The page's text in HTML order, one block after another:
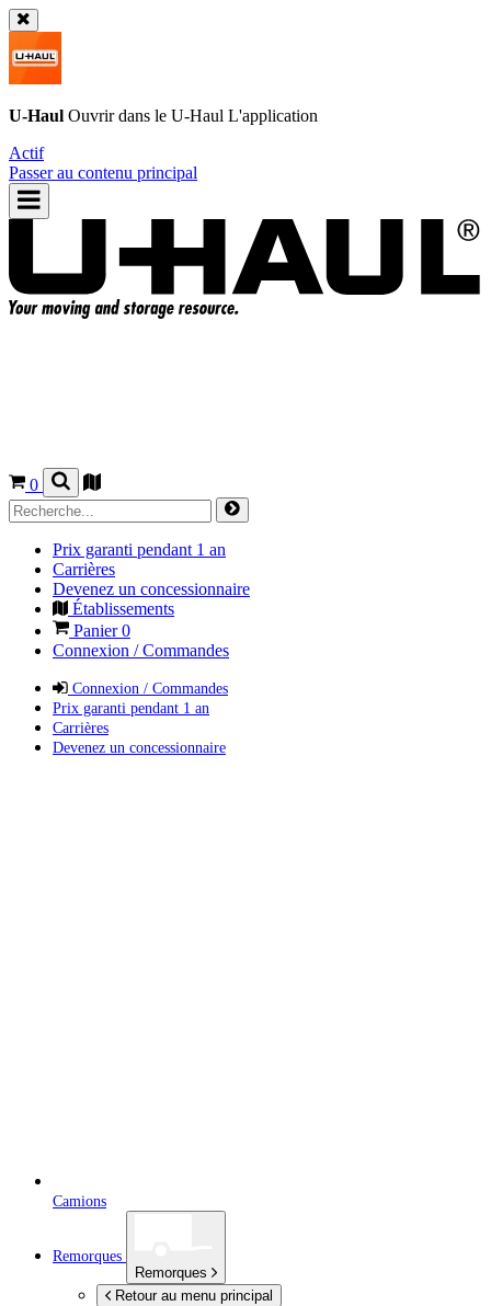
U-Haul Ouvrir dans le U-Haul L'application
Actif
Passer au contenu principal
0
Prix garanti pendant 1 an
Carrières
Devenez un concessionnaire
Établissements
Panier0
Connexion / Commandes
Connexion / Commandes
Prix garanti pendant 1 an
Carrières
Devenez un concessionnaire
Camions
Remorques
Remorques
Retour au menu principal